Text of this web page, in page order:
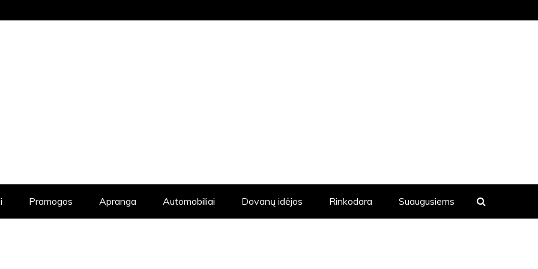
Pramogos Apranga Automobiliai Dovanų idėjos Rinkodara Suaugusiems